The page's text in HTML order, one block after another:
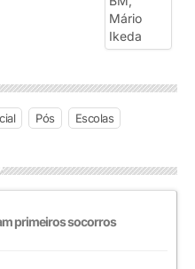
Pós Escolas
primeiros socorros